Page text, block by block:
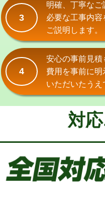
持込商品取付（浄水器・分
給水管工事※（ホール加工)
給水管工事※（バンド止め)
給水管工事※（支持金具設
給水管工事※（保温材使用
め込み）)
給水管工事※（土の掘削・
給水管工事※（塩ビ管（VP
用/3ｍまで)
3
明確、丁寧なご
必要な工事内
ご説明します。
4
安心の事前見積
費用を事前に
いただいたうえ
対